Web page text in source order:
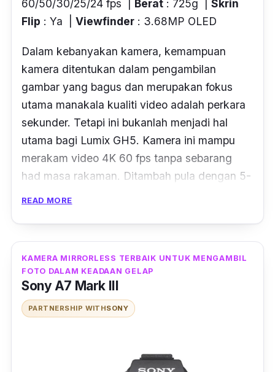
60/50/30/25/24 fps | Berat : 725g | Skrin
Flip : Ya | Viewfinder : 3.68MP OLED
Dalam kebanyakan kamera, kemampuan
kamera ditentukan dalam pengambilan
gambar yang bagus dan merupakan fokus
utama manakala kualiti video adalah perkara
sekunder. Tetapi ini bukanlah menjadi hal
utama bagi Lumix GH5. Kamera ini mampu
merakam video 4K 60 fps tanpa sebarang
had masa rakaman. Ditambah pula dengan 5-
Ianya juga menawarkan pelbagai ciri
tambahan untuk professional seperti 10-bit
4:2:2, output HDMI dan juga penawaran profil
log-gamma melalui naik taraf firmware yang
berbayar.
READ MORE
KAMERA MIRRORLESS TERBAIK UNTUK MENGAMBIL
FOTO DALAM KEADAAN GELAP
Sony A7 Mark III
PARTNERSHIP WITHSONY